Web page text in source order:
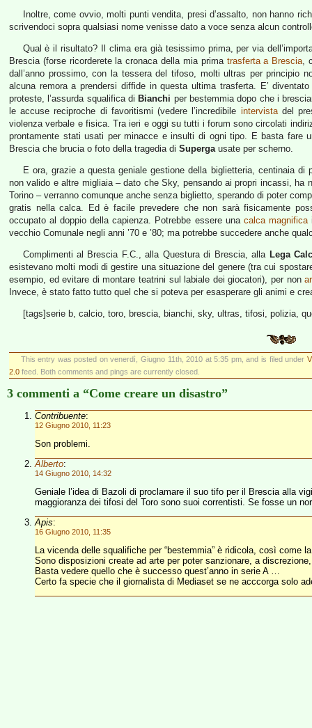
Inoltre, come ovvio, molti punti vendita, presi d’assalto, non hanno
scrivendoci sopra qualsiasi nome venisse dato a voce senza alcun
Qual è il risultato? Il clima era già tesissimo prima, per via
Brescia (forse ricorderete la cronaca della mia prima trasferta a Brescia,
dall’anno prossimo, con la tessera del tifoso, molti ultras per principio
alcuna remora a prendersi diffide in questa ultima trasferta. E’
proteste, l’assurda squalifica di Bianchi per bestemmia dopo che i
le accuse reciproche di favoritismi (vedere l’incredibile intervistadel
violenza verbale e fisica. Tra ieri e oggi su tutti i forum sono circolati
prontamente stati usati per minacce e insulti di ogni tipo. E basta fare
Brescia che brucia o foto della tragedia di Supergausate per scherno.
E ora, grazie a questa geniale gestione della biglietteria, centinaia
non valido e altre migliaia – dato che Sky, pensando ai propri incassi,
Torino – verranno comunque anche senza biglietto, sperando di poter
gratis nella calca. Ed è facile prevedere che non sarà fisicamente
occupato al doppio della capienza. Potrebbe essere una calca magnifica
vecchio Comunale negli anni ’70 e ’80; ma potrebbe succedere anche
Complimenti al Brescia F.C., alla Questura di Brescia, alla Lega
esistevano molti modi di gestire una situazione del genere (tra cui
esempio, ed evitare di montare teatrini sul labiale dei giocatori), per non
Invece, è stato fatto tutto quel che si poteva per esasperare gli animi e
[tags]serie b, calcio, toro, brescia, bianchi, sky, ultras, tifosi, polizia,
This entry was posted on venerdì, Giugno 11th, 2010 at 5:35 pm, and is filed under
2.0 feed. Both comments and pings are currently closed.
3 commenti a “Come creare un disastro”
Contribuente:
12 Giugno 2010, 11:23
Son problemi.
Alberto:
14 Giugno 2010, 14:32
Geniale l’idea di Bazoli di proclamare il suo tifo per il Brescia alla
maggioranza dei tifosi del Toro sono suoi correntisti. Se fosse un
Apis:
16 Giugno 2010, 11:35
La vicenda delle squalifiche per “bestemmia” è ridicola, così come
Sono disposizioni create ad arte per poter sanzionare, a
Basta vedere quello che è successo quest’anno in serie A …
Certo fa specie che il giornalista di Mediaset se ne acccorga solo